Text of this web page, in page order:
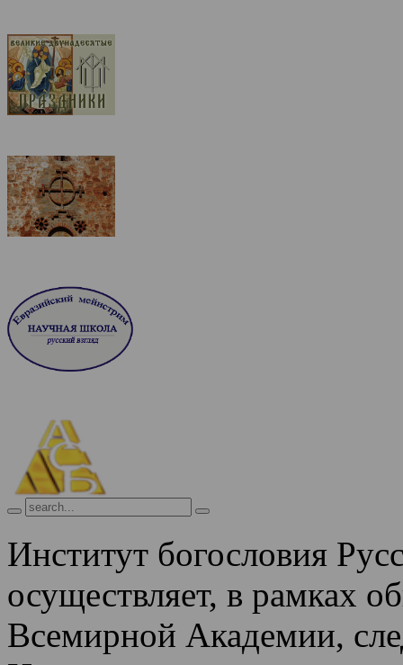
Институт богословия
осуществляет, в рамках
Всемирной Академии,